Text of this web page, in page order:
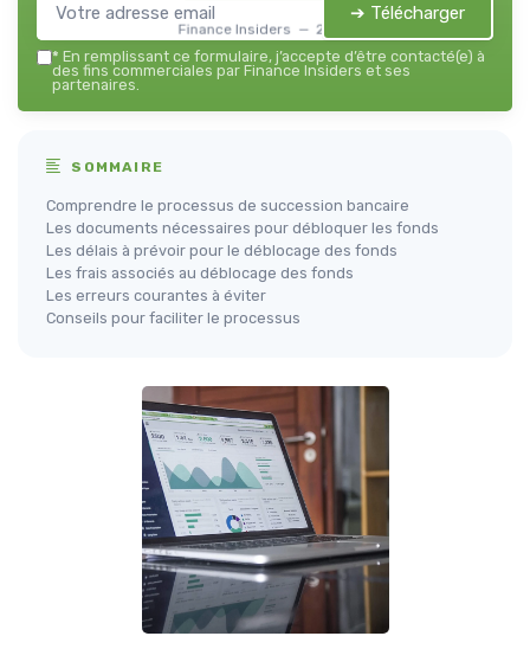
Finance Insiders — 2026
➔ Télécharger
* En remplissant ce formulaire, j’accepte d’être contacté(e) à
des fins commerciales par Finance Insiders et ses
partenaires.
SOMMAIRE
Comprendre le processus de succession bancaire
Les documents nécessaires pour débloquer les fonds
Les délais à prévoir pour le déblocage des fonds
Les frais associés au déblocage des fonds
Les erreurs courantes à éviter
Conseils pour faciliter le processus